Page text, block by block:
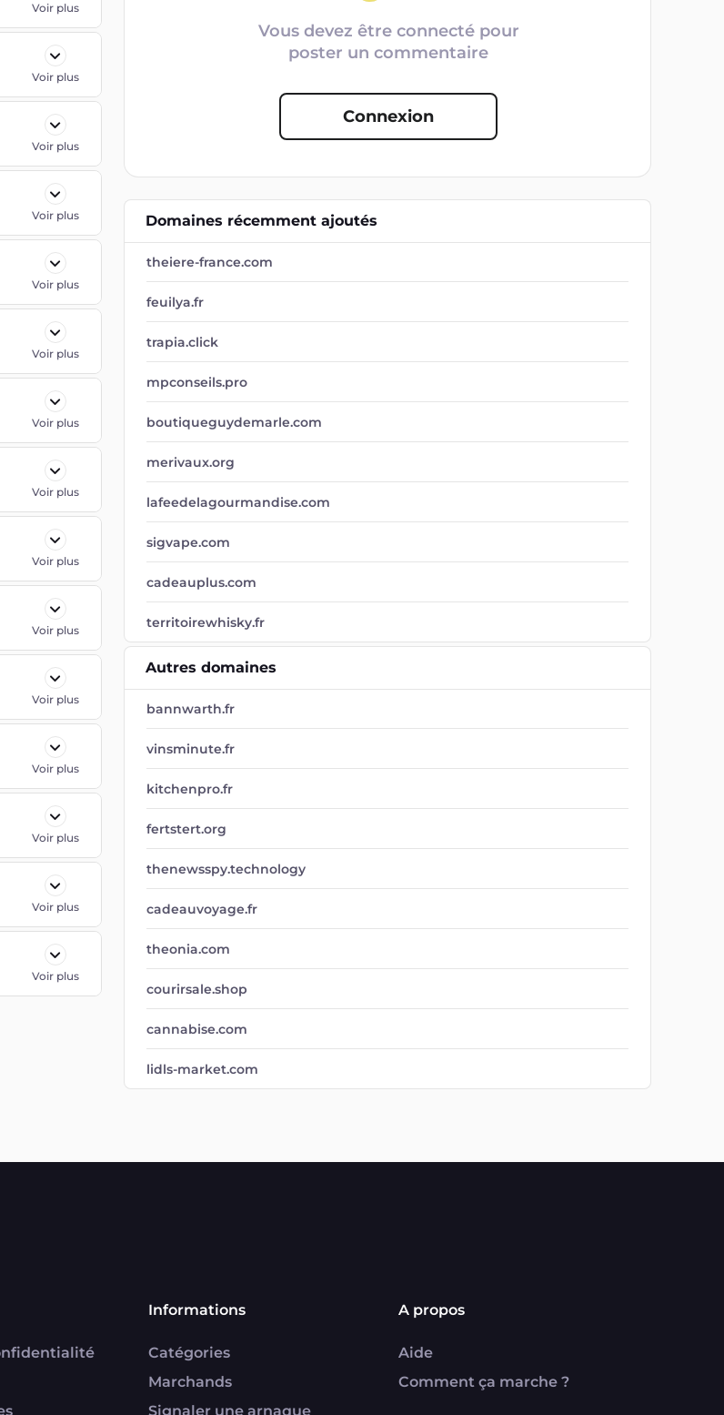
Voir plus
Voir plus
Voir plus
Voir plus
Voir plus
Voir plus
Voir plus
Voir plus
Voir plus
Voir plus
Voir plus
Voir plus
Voir plus
Voir plus
Voir plus
Vous devez être connecté pour
poster un commentaire
Connexion
Domaines récemment ajoutés
theiere-france.com
feuilya.fr
trapia.click
mpconseils.pro
boutiqueguydemarle.com
merivaux.org
lafeedelagourmandise.com
sigvape.com
cadeauplus.com
territoirewhisky.fr
Autres domaines
bannwarth.fr
vinsminute.fr
kitchenpro.fr
fertstert.org
thenewsspy.technology
cadeauvoyage.fr
theonia.com
courirsale.shop
cannabise.com
lidls-market.com
Informations
Catégories
Marchands
Signaler une arnaque
A propos
Aide
Comment ça marche ?